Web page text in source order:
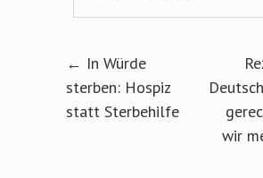
Artikel-
← In Würde
sterben: Hospiz
statt Sterbehilfe
wir